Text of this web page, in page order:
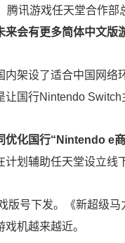
讯游戏任天堂合作部
来会有更多简体中文
架设了适合中国网络
国行Nintendo
优化国行“Nintendo e
划辅助任天堂设立线
版号下发。《新超级马
机越来越近。